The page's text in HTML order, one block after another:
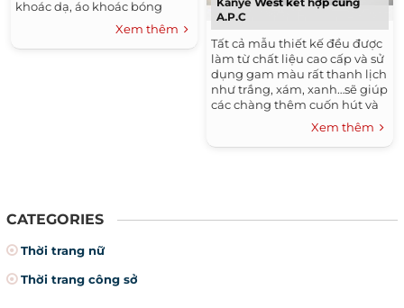
khoác dạ, áo khoác bóng
chày, áo blazer, áo thun...
Xem thêm
A.P.C
Tất cả mẫu thiết kế đều được
làm từ chất liệu cao cấp và sử
dụng gam màu rất thanh lịch
như trắng, xám, xanh…sẽ giúp
các chàng thêm cuốn hút và
Xem thêm
CATEGORIES
Thời trang nữ
Thời trang công sở